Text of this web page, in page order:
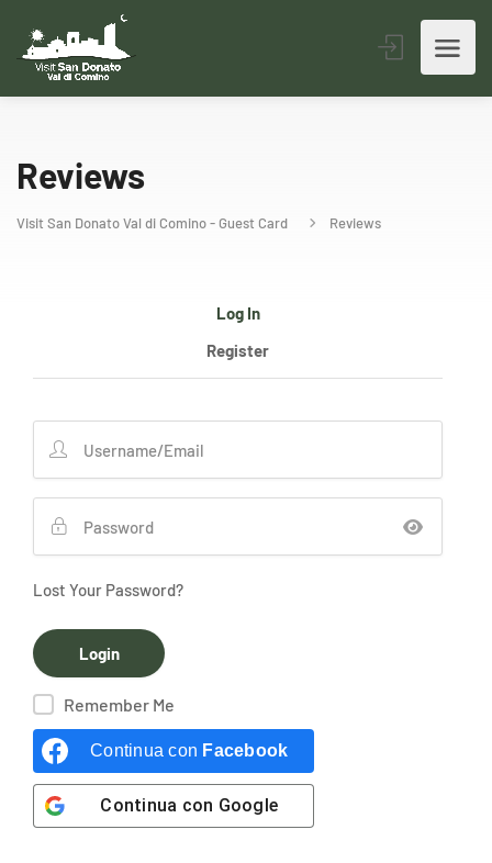
Reviews
Visit San Donato Val di Comino - Guest Card Reviews
Log In
Register
Lost Your Password?
Remember Me
Continua con Facebook
Continua con Google